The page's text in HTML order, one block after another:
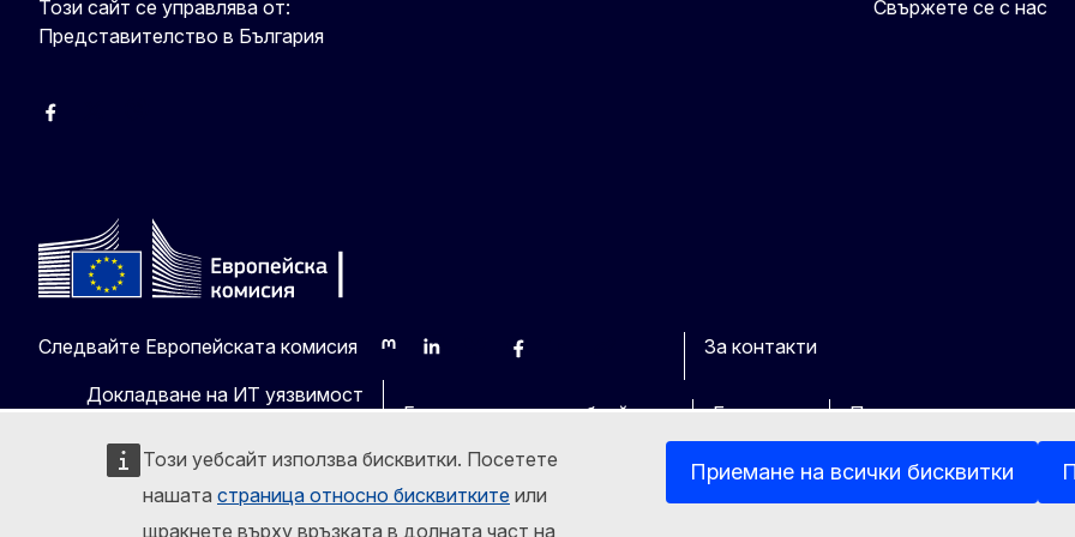
Този уебсайт използва бисквитки. Посетете
нашата страница относно бисквитките или
щракнете върху връзката в долната част на
Приемане на всички бисквитки
Този сайт се управлява от:
Представителство в България
Facebook
Свържете се с нас
Следвайте Европейската комисия
MastodonLinkedInBlueskyFacebook
За контакти
Докладване на ИТ уязвимост
Езици на нашите уебсайтове
Бисквитки Политика за